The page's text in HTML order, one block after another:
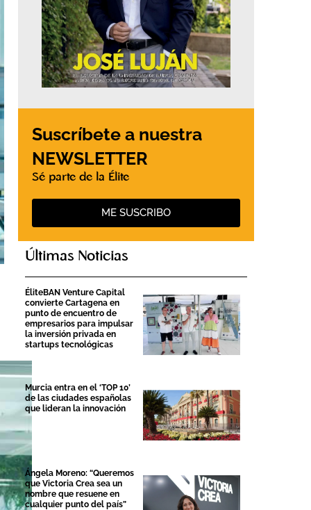
Suscríbete a nuestra
NEWSLETTER
Sé parte de la Élite
ME SUSCRIBO
Últimas Noticias
ÉliteBAN Venture Capital
convierte Cartagena en
punto de encuentro de
empresarios para impulsar
la inversión privada en
startups tecnológicas
Murcia entra en el ‘TOP 10’
de las ciudades españolas
que lideran la innovación
Ángela Moreno: “Queremos
que Victoria Crea sea un
nombre que resuene en
cualquier punto del país”